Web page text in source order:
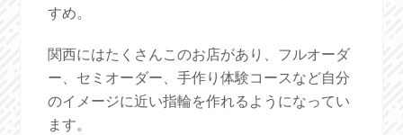
すめ。
関西にはたくさんこのお店があり、フルオーダ
ー、セミオーダー、手作り体験コースなど自分
のイメージに近い指輪を作れるようになってい
ます。